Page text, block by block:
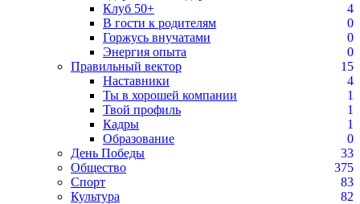
Клуб 50+
4
В гости к родителям
0
Горжусь внучатами
0
Энергия опыта
0
Правильный вектор
15
Наставники
4
Ты в хорошей компании
1
Твой профиль
1
Кадры
1
Образование
0
День Победы
33
Общество
375
Спорт
83
Культура
82